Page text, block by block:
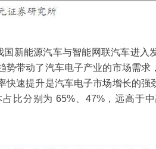
国新能源汽车与智能网联汽车进
势带动了汽车电子产业的市场需求
快速提升是汽车电子市场增长的强
比分别为 65%、47%，远高于